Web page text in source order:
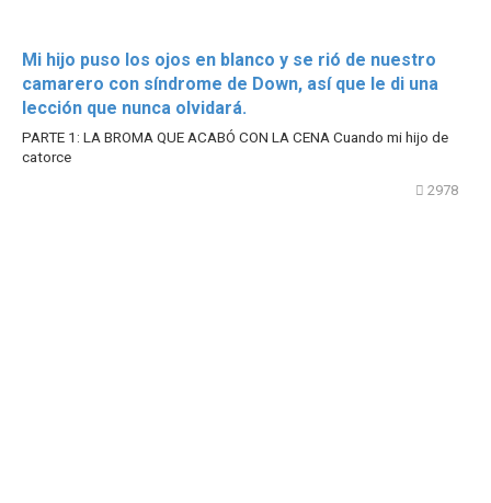
Mi hijo puso los ojos en blanco y se rió de nuestro
camarero con síndrome de Down, así que le di una
lección que nunca olvidará.
PARTE 1: LA BROMA QUE ACABÓ CON LA CENA Cuando mi hijo de
catorce
2978